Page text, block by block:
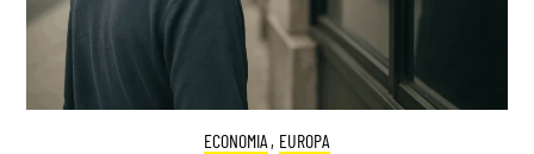
ECONOMIA , EUROPA